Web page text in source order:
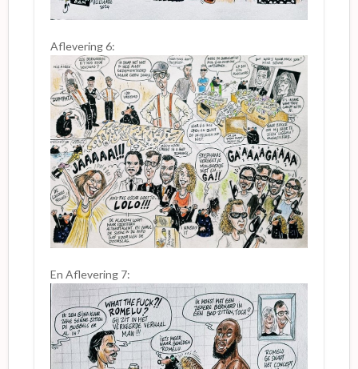
Aflevering 6:
En Aflevering 7: